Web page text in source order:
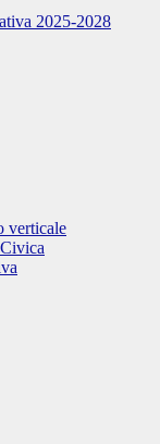
2025-2028
verticale